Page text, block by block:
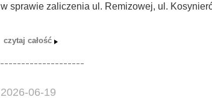
w sprawie zaliczenia ul. Remizowej, ul.
2026-06-19